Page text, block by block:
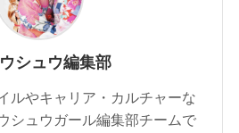
シュウ編集部
ルやキャリア・カルチャーな
シュウガール編集部チームで